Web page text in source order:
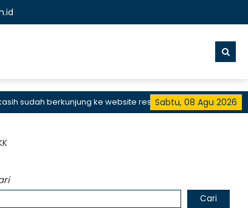
Sabtu, 08 Agu 2026
berkunjung ke website resmi SMKN 1 Sumenep, SMK Bisa
Cari